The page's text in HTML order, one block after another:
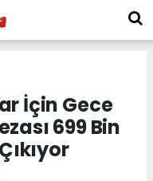
İçin Gece
699 Bin